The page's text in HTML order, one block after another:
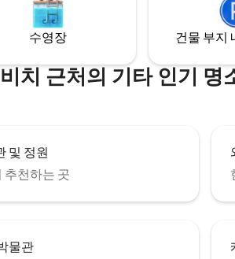
주차 공간
수영장 건물 부지
치 근처의 기타 인기 명
및 정원
추천하는 곳
물관